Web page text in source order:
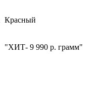
Красный
"ХИТ- 9 990 р. грамм"